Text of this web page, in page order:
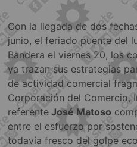
Con la llegada de dos
junio, el feriado puente del
Bandera el viernes 20, los
ya trazan sus estrategias
de actividad comercial
Corporación del Comercio,
referente José Matoso
entre el esfuerzo por
todavía fresco del golpe